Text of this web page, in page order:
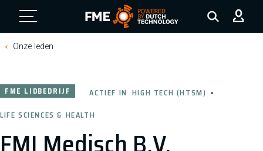
FME Logo, to the homepage
Onze leden
FME LIDBEDRIJF ACTIEF IN HIGH TECH (HTSM)
LIFE SCIENCES & HEALTH